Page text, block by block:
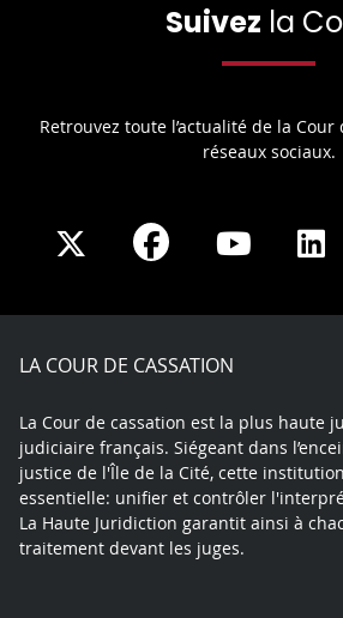
Suivez la
Retrouvez toute l’actualité de la
réseaux sociaux.
Share
X
Share
Facebook
Share
LA COUR DE CASSATION
La Cour de cassation est la plus haute
judiciaire français. Siégeant dans
justice de l'Île de la Cité, cette
essentielle: unifier et contrôler
La Haute Juridiction garantit ainsi à
traitement devant les juges.